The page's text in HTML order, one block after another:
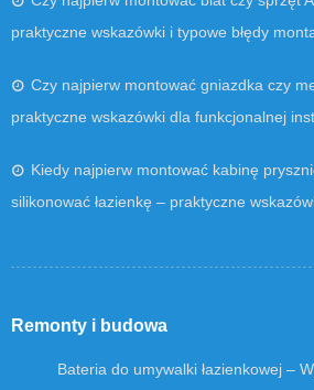
praktyczne wskazówki i typowe błędy
Czy najpierw montować gniazdka czy
praktyczne wskazówki dla funkcjonalnej
Kiedy najpierw montować kabinę
silikonować łazienkę – praktyczne
Remonty i budowa
Bateria do umywalki łazienkowej –